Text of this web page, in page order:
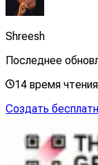
Shreesh
Последнее
14 время чтения
Создать